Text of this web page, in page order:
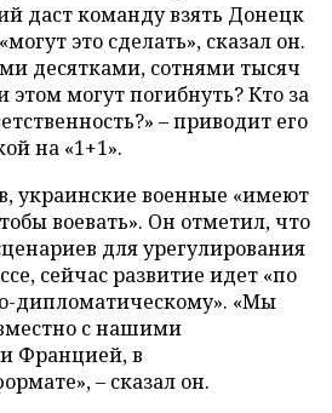
даст команду взять Донецк
это сделать», сказал он.
десятками, сотнями тысяч
могут погибнуть? Кто за
– приводит его
на «1+1».
украинские военные «имеют
воевать». Он отметил, что
для урегулирования
сейчас развитие идет «по
дипломатическому». «Мы
с нашими
Францией, в
– сказал он.